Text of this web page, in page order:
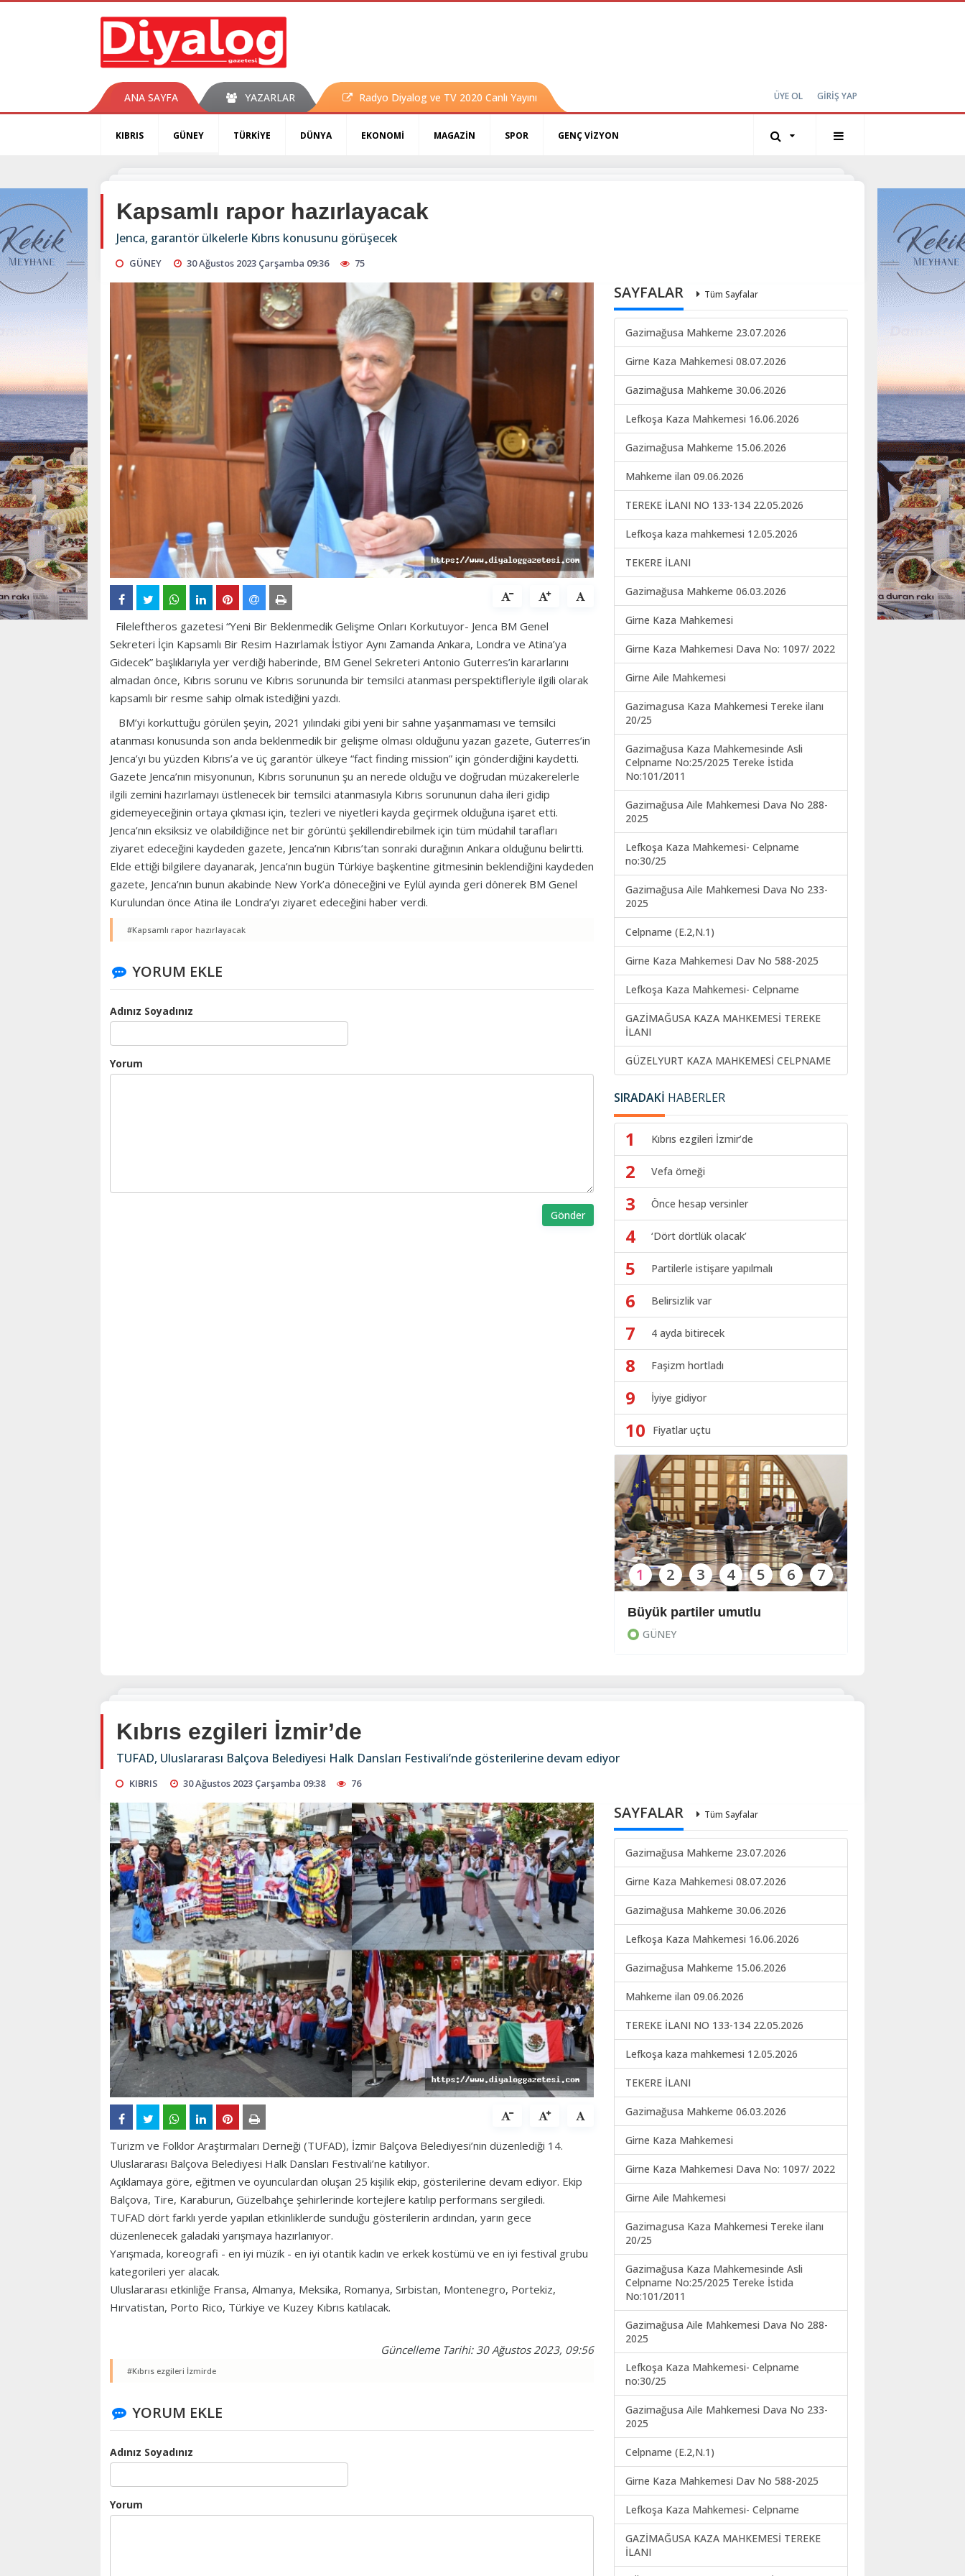
ANA SAYFA YAZARLAR Radyo Diyalog ve TV 2020 Canlı Yayını ÜYE OL GİRİŞ YAP
KIBRIS GÜNEY TÜRKİYE DÜNYA EKONOMİ MAGAZİN SPOR GENÇ VİZYON
Kapsamlı rapor hazırlayacak
Jenca, garantör ülkelerle Kıbrıs konusunu görüşecek
GÜNEY 30 Ağustos 2023 Çarşamba 09:36 75
Fileleftheros gazetesi “Yeni Bir Beklenmedik Gelişme Onları Korkutuyor- Jenca BM Genel
Sekreteri İçin Kapsamlı Bir Resim Hazırlamak İstiyor Aynı Zamanda Ankara, Londra ve Atina’ya
Gidecek” başlıklarıyla yer verdiği haberinde, BM Genel Sekreteri Antonio Guterres’in kararlarını
almadan önce, Kıbrıs sorunu ve Kıbrıs sorununda bir temsilci atanması perspektifleriyle ilgili olarak
kapsamlı bir resme sahip olmak istediğini yazdı.
BM’yi korkuttuğu görülen şeyin, 2021 yılındaki gibi yeni bir sahne yaşanmaması ve temsilci
atanması konusunda son anda beklenmedik bir gelişme olması olduğunu yazan gazete, Guterres’in
Jenca’yı bu yüzden Kıbrıs’a ve üç garantör ülkeye “fact finding mission” için gönderdiğini kaydetti.
Gazete Jenca’nın misyonunun, Kıbrıs sorununun şu an nerede olduğu ve doğrudan müzakerelerle
ilgili zemini hazırlamayı üstlenecek bir temsilci atanmasıyla Kıbrıs sorununun daha ileri gidip
gidemeyeceğinin ortaya çıkması için, tezleri ve niyetleri kayda geçirmek olduğuna işaret etti.
Jenca’nın eksiksiz ve olabildiğince net bir görüntü şekillendirebilmek için tüm müdahil tarafları
ziyaret edeceğini kaydeden gazete, Jenca’nın Kıbrıs’tan sonraki durağının Ankara olduğunu belirtti.
Elde ettiği bilgilere dayanarak, Jenca’nın bugün Türkiye başkentine gitmesinin beklendiğini kaydeden
gazete, Jenca’nın bunun akabinde New York’a döneceğini ve Eylül ayında geri dönerek BM Genel
Kurulundan önce Atina ile Londra’yı ziyaret edeceğini haber verdi.
#Kapsamlı rapor hazırlayacak
YORUM EKLE
Adınız Soyadınız
Yorum
Gönder
SAYFALAR Tüm Sayfalar
Gazimağusa Mahkeme 23.07.2026
Girne Kaza Mahkemesi 08.07.2026
Gazimağusa Mahkeme 30.06.2026
Lefkoşa Kaza Mahkemesi 16.06.2026
Gazimağusa Mahkeme 15.06.2026
Mahkeme ilan 09.06.2026
TEREKE İLANI NO 133-134 22.05.2026
Lefkoşa kaza mahkemesi 12.05.2026
TEKERE İLANI
Gazimağusa Mahkeme 06.03.2026
Girne Kaza Mahkemesi
Girne Kaza Mahkemesi Dava No: 1097/ 2022
Girne Aile Mahkemesi
Gazimagusa Kaza Mahkemesi Tereke ilanı
20/25
Gazimağusa Kaza Mahkemesinde Asli
Celpname No:25/2025 Tereke İstida
No:101/2011
Gazimağusa Aile Mahkemesi Dava No 288-
2025
Lefkoşa Kaza Mahkemesi- Celpname
no:30/25
Gazimağusa Aile Mahkemesi Dava No 233-
2025
Celpname (E.2,N.1)
Girne Kaza Mahkemesi Dav No 588-2025
Lefkoşa Kaza Mahkemesi- Celpname
GAZİMAĞUSA KAZA MAHKEMESİ TEREKE
İLANI
GÜZELYURT KAZA MAHKEMESİ CELPNAME
SIRADAKİ HABERLER
1 Kıbrıs ezgileri İzmir’de
2 Vefa örneği
3 Önce hesap versinler
4 ‘Dört dörtlük olacak’
5 Partilerle istişare yapılmalı
6 Belirsizlik var
7 4 ayda bitirecek
8 Faşizm hortladı
9 İyiye gidiyor
10 Fiyatlar uçtu
Büyük partiler umutlu
GÜNEY
1 2 3 4 5 6 7
Kıbrıs ezgileri İzmir’de
TUFAD, Uluslararası Balçova Belediyesi Halk Dansları Festivali’nde gösterilerine devam ediyor
KIBRIS 30 Ağustos 2023 Çarşamba 09:38 76
Turizm ve Folklor Araştırmaları Derneği (TUFAD), İzmir Balçova Belediyesi’nin düzenlediği 14.
Uluslararası Balçova Belediyesi Halk Dansları Festivali’ne katılıyor.
Açıklamaya göre, eğitmen ve oyunculardan oluşan 25 kişilik ekip, gösterilerine devam ediyor. Ekip
Balçova, Tire, Karaburun, Güzelbahçe şehirlerinde kortejlere katılıp performans sergiledi.
TUFAD dört farklı yerde yapılan etkinliklerde sunduğu gösterilerin ardından, yarın gece
düzenlenecek galadaki yarışmaya hazırlanıyor.
Yarışmada, koreografi - en iyi müzik - en iyi otantik kadın ve erkek kostümü ve en iyi festival grubu
kategorileri yer alacak.
Uluslararası etkinliğe Fransa, Almanya, Meksika, Romanya, Sırbistan, Montenegro, Portekiz,
Hırvatistan, Porto Rico, Türkiye ve Kuzey Kıbrıs katılacak.
Güncelleme Tarihi: 30 Ağustos 2023, 09:56
#Kıbrıs ezgileri İzmirde
YORUM EKLE
Adınız Soyadınız
Yorum
SAYFALAR Tüm Sayfalar
Gazimağusa Mahkeme 23.07.2026
Girne Kaza Mahkemesi 08.07.2026
Gazimağusa Mahkeme 30.06.2026
Lefkoşa Kaza Mahkemesi 16.06.2026
Gazimağusa Mahkeme 15.06.2026
Mahkeme ilan 09.06.2026
TEREKE İLANI NO 133-134 22.05.2026
Lefkoşa kaza mahkemesi 12.05.2026
TEKERE İLANI
Gazimağusa Mahkeme 06.03.2026
Girne Kaza Mahkemesi
Girne Kaza Mahkemesi Dava No: 1097/ 2022
Girne Aile Mahkemesi
Gazimagusa Kaza Mahkemesi Tereke ilanı
20/25
Gazimağusa Kaza Mahkemesinde Asli
Celpname No:25/2025 Tereke İstida
No:101/2011
Gazimağusa Aile Mahkemesi Dava No 288-
2025
Lefkoşa Kaza Mahkemesi- Celpname
no:30/25
Gazimağusa Aile Mahkemesi Dava No 233-
2025
Celpname (E.2,N.1)
Girne Kaza Mahkemesi Dav No 588-2025
Lefkoşa Kaza Mahkemesi- Celpname
GAZİMAĞUSA KAZA MAHKEMESİ TEREKE
İLANI